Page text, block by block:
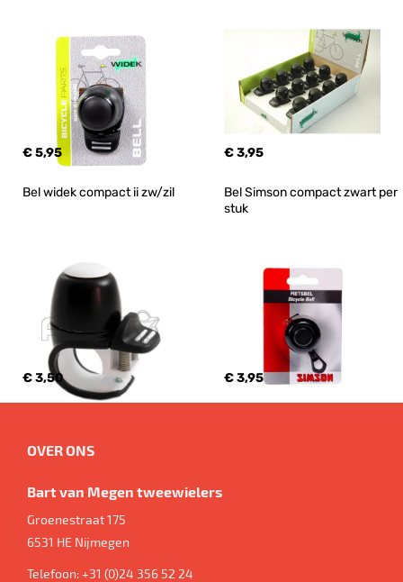
€ 5,95 € 3,95
Bel widek compact ii zw/zil
€ 3,50
Bel Simson compact zwart per
stuk
€ 3,95
OVER ONS
Bart van Megen tweewielers
Groenestraat 175
6531 HE Nijmegen
Telefoon:+31 (0)24 356 52 24